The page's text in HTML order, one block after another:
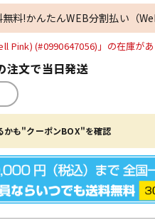
料!かんたんWEB分割払い（
Pink) (#0990647056)」の在庫があ
注文で当日発送
かも"クーポンBOX"を確認